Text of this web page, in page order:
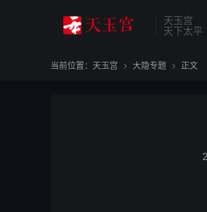
天玉宫
天下太平
当前位置： 天玉宫  大隐专题  正文